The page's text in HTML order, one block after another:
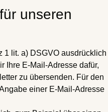
unseren
1 lit. a) DSGVO ausdrücklich
Ihre E-Mail-Adresse dafür,
zu übersenden. Für den
einer E-Mail-Adresse